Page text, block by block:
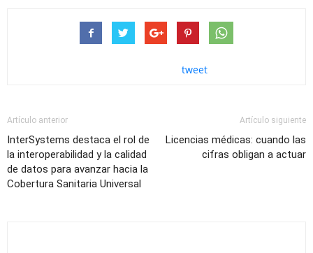
tweet
Artículo anterior
InterSystems destaca el rol de
la interoperabilidad y la calidad
de datos para avanzar hacia la
Cobertura Sanitaria Universal
Artículo siguiente
Licencias médicas: cuando las
cifras obligan a actuar